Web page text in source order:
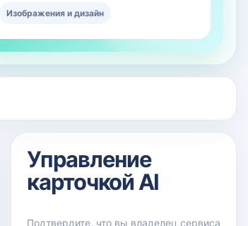
Изображения и дизайн
Управление
карточкой AI
Подтвердите, что вы владелец сервиса